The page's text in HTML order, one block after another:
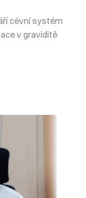
cévní systém
v graviditě